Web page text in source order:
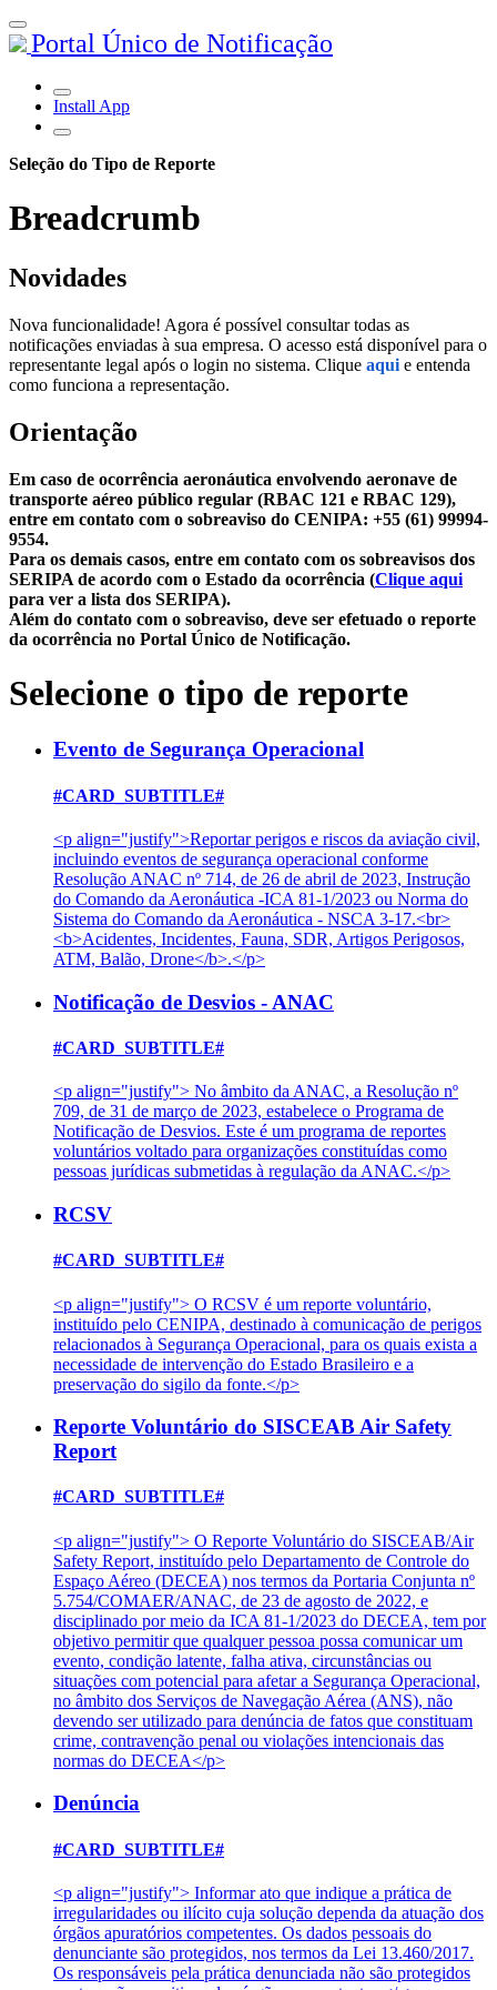
Portal Único de Notificação
Install App
Seleção do Tipo de Reporte
Breadcrumb
Novidades
Nova funcionalidade! Agora é possível consultar todas as
notificações enviadas à sua empresa. O acesso está disponível para o
representante legal após o login no sistema. Clique aqui e entenda
como funciona a representação.
Orientação
Em caso de ocorrência aeronáutica envolvendo aeronave de
transporte aéreo público regular (RBAC 121 e RBAC 129),
entre em contato com o sobreaviso do CENIPA: +55 (61) 99994-
9554.
Para os demais casos, entre em contato com os sobreavisos dos
SERIPA de acordo com o Estado da ocorrência (Clique aqui
para ver a lista dos SERIPA).
Além do contato com o sobreaviso, deve ser efetuado o reporte
da ocorrência no Portal Único de Notificação.
Selecione o tipo de reporte
Evento de Segurança Operacional
#CARD_SUBTITLE#
<p align="justify">Reportar perigos e riscos da aviação civil,
incluindo eventos de segurança operacional conforme
Resolução ANAC nº 714, de 26 de abril de 2023, Instrução
do Comando da Aeronáutica -ICA 81-1/2023 ou Norma do
Sistema do Comando da Aeronáutica - NSCA 3-17.<br>
<b>Acidentes, Incidentes, Fauna, SDR, Artigos Perigosos,
ATM, Balão, Drone</b>.</p>
Notificação de Desvios - ANAC
#CARD_SUBTITLE#
<p align="justify"> No âmbito da ANAC, a Resolução nº
709, de 31 de março de 2023, estabelece o Programa de
Notificação de Desvios. Este é um programa de reportes
voluntários voltado para organizações constituídas como
pessoas jurídicas submetidas à regulação da ANAC.</p>
RCSV
#CARD_SUBTITLE#
<p align="justify"> O RCSV é um reporte voluntário,
instituído pelo CENIPA, destinado à comunicação de perigos
relacionados à Segurança Operacional, para os quais exista a
necessidade de intervenção do Estado Brasileiro e a
preservação do sigilo da fonte.</p>
Reporte Voluntário do SISCEAB Air Safety
Report
#CARD_SUBTITLE#
<p align="justify"> O Reporte Voluntário do SISCEAB/Air
Safety Report, instituído pelo Departamento de Controle do
Espaço Aéreo (DECEA) nos termos da Portaria Conjunta nº
5.754/COMAER/ANAC, de 23 de agosto de 2022, e
disciplinado por meio da ICA 81-1/2023 do DECEA, tem por
objetivo permitir que qualquer pessoa possa comunicar um
evento, condição latente, falha ativa, circunstâncias ou
situações com potencial para afetar a Segurança Operacional,
no âmbito dos Serviços de Navegação Aérea (ANS), não
devendo ser utilizado para denúncia de fatos que constituam
crime, contravenção penal ou violações intencionais das
normas do DECEA</p>
Denúncia
#CARD_SUBTITLE#
<p align="justify"> Informar ato que indique a prática de
irregularidades ou ilícito cuja solução dependa da atuação dos
órgãos apuratórios competentes. Os dados pessoais do
denunciante são protegidos, nos termos da Lei 13.460/2017.
Os responsáveis pela prática denunciada não são protegidos